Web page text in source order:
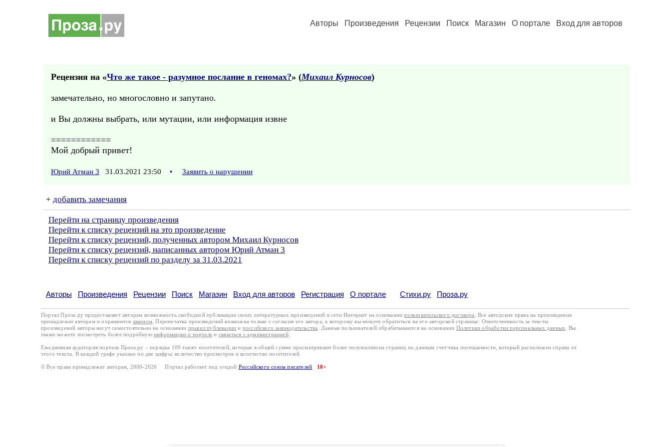
Авторы Произведения Рецензии Поиск Магазин О портале Вход для авторов
Рецензия на «Что же такое - разумное послание в геномах?» (Михаил Курносов)
замечательно, но многословно и запутано.
и Вы должны выбрать, или мутации, или информация извне
============
Мой добрый привет!
Юрий Атман 3 31.03.2021 23:50 • Заявить о нарушении
+ добавить замечания
Перейти на страницу произведения
Перейти к списку рецензий на это произведение
Перейти к списку рецензий, полученных автором Михаил Курносов
Перейти к списку рецензий, написанных автором Юрий Атман 3
Перейти к списку рецензий по разделу за 31.03.2021
Авторы Произведения Рецензии Поиск Магазин Вход для авторов Регистрация О портале Стихи.ру Проза.ру
Портал Проза.ру предоставляет авторам возможность свободной публикации своих литературных произведений в сети Интернет на основаниипользовательского договора
. Все авторские права на произведения
принадлежат авторам и охраняются законом . Перепечатка произведений возможна только с согласия его автора, к которому вы можете обратиться на его авторской странице. Ответственность за тексты
произведений авторы несут самостоятельно на основании правил публикации и российского законодательства . Данные пользователей обрабатываются на основании Политики обработки персональных данных
. Вы
также можете посмотреть более подробную информацию о портале и связаться с администрацией.
Ежедневная аудитория портала Проза.ру – порядка 100 тысяч посетителей, которые в общей сумме просматривают более полумиллиона страниц по данным счетчика посещаемости, который расположен справа от
этого текста. В каждой графе указано по две цифры: количество просмотров и количество посетителей.
© Все права принадлежат авторам, 2000-2026 Портал работает под эгидой Российского союза писателей 18+